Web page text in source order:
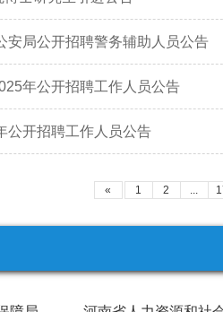
安局公开招聘警务辅助人员公告
年公开招聘工作人员公告
公开招聘工作人员公告
« 1 2 ...